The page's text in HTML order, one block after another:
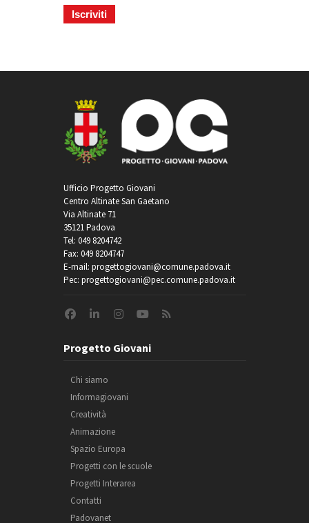
Ufficio Progetto Giovani
Centro Altinate San Gaetano
Via Altinate 71
35121 Padova
Tel: 049 8204742
Fax: 049 8204747
E-mail: progettogiovani@comune.padova.it
Pec: progettogiovani@pec.comune.padova.it
Progetto Giovani
Chi siamo
Informagiovani
Creatività
Animazione
Spazio Europa
Progetti con le scuole
Progetti Interarea
Contatti
Padovanet